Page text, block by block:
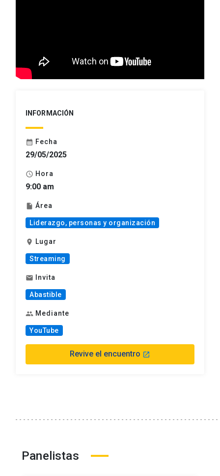
INFORMACIÓN
calendar_month Fecha
29/05/2025
schedule Hora
9:00 am
insert_drive_file Área
Liderazgo, personas y organización
location_on Lugar
Streaming
mail Invita
Abastible
group Mediante
YouTube
Revive el encuentro launch
Panelistas